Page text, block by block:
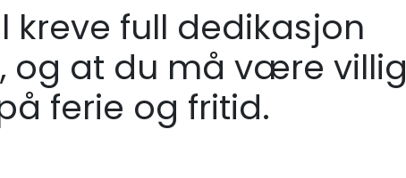
kreve full dedikasjon
og at du må være villig
ferie og fritid.